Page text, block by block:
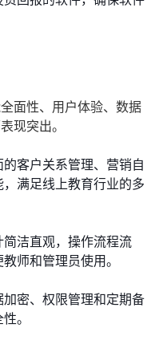
面性、用户体验、数据
现突出。
客户关系管理、营销自
满足线上教育行业的多
洁直观，操作流程流
师和管理员使用。
加密、权限管理和定期备
。